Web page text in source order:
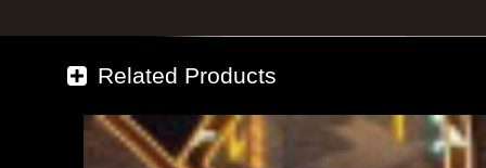
Related Products